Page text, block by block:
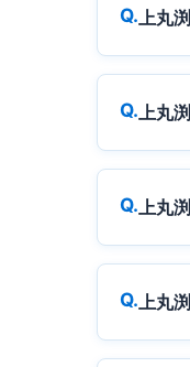
上丸
上丸
上丸
上丸